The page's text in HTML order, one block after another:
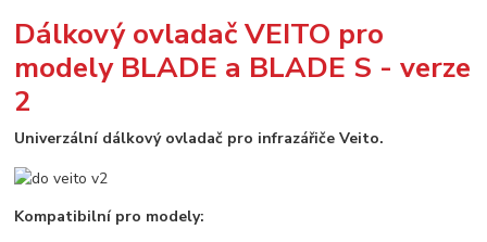
Dálkový ovladač VEITO pro
modely BLADE a BLADE S - verze
2
Univerzální dálkový ovladač pro infrazářiče Veito.
Kompatibilní pro modely: